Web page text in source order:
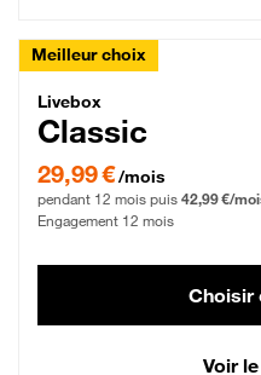
Meilleur choix
Livebox Classic
Livebox
Classic
29,99 € par mois pendant 12
29,99 €/mois
pendant 12 mois puis 42,99 €/
Engagement 12 mois
Choisir
Voir